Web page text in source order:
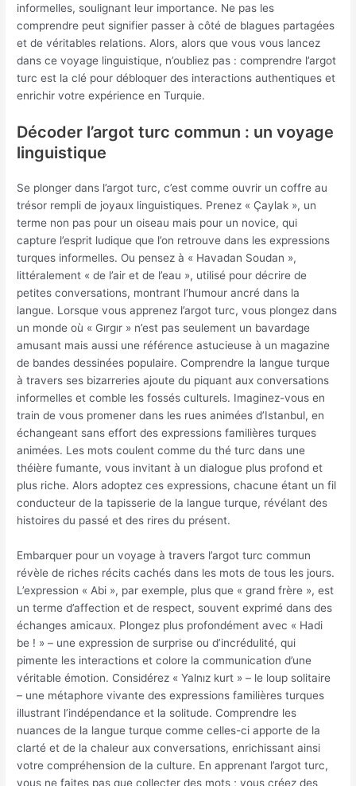
informelles, soulignant leur importance. Ne pas les
comprendre peut signifier passer à côté de blagues partagées
et de véritables relations. Alors, alors que vous vous lancez
dans ce voyage linguistique, n’oubliez pas : comprendre l’argot
turc est la clé pour débloquer des interactions authentiques et
enrichir votre expérience en Turquie.
Décoder l’argot turc commun : un voyage
linguistique
Se plonger dans l’argot turc, c’est comme ouvrir un coffre au
trésor rempli de joyaux linguistiques. Prenez « Çaylak », un
terme non pas pour un oiseau mais pour un novice, qui
capture l’esprit ludique que l’on retrouve dans les expressions
turques informelles. Ou pensez à « Havadan Soudan »,
littéralement « de l’air et de l’eau », utilisé pour décrire de
petites conversations, montrant l’humour ancré dans la
langue. Lorsque vous apprenez l’argot turc, vous plongez dans
un monde où « Gırgır » n’est pas seulement un bavardage
amusant mais aussi une référence astucieuse à un magazine
de bandes dessinées populaire. Comprendre la langue turque
à travers ses bizarreries ajoute du piquant aux conversations
informelles et comble les fossés culturels. Imaginez-vous en
train de vous promener dans les rues animées d’Istanbul, en
échangeant sans effort des expressions familières turques
animées. Les mots coulent comme du thé turc dans une
théière fumante, vous invitant à un dialogue plus profond et
plus riche. Alors adoptez ces expressions, chacune étant un fil
conducteur de la tapisserie de la langue turque, révélant des
histoires du passé et des rires du présent.
Embarquer pour un voyage à travers l’argot turc commun
révèle de riches récits cachés dans les mots de tous les jours.
L’expression « Abi », par exemple, plus que « grand frère », est
un terme d’affection et de respect, souvent exprimé dans des
échanges amicaux. Plongez plus profondément avec « Hadi
be ! » – une expression de surprise ou d’incrédulité, qui
pimente les interactions et colore la communication d’une
véritable émotion. Considérez « Yalnız kurt » – le loup solitaire
– une métaphore vivante des expressions familières turques
illustrant l’indépendance et la solitude. Comprendre les
nuances de la langue turque comme celles-ci apporte de la
clarté et de la chaleur aux conversations, enrichissant ainsi
votre compréhension de la culture. En apprenant l’argot turc,
vous ne faites pas que collecter des mots ; vous créez des